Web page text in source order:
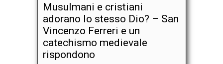
Musulmani e cristiani
adorano lo stesso Dio? – San
Vincenzo Ferreri e un
catechismo medievale
rispondono